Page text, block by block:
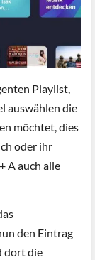
Playlist,
auswählen die
möchtet, dies
oder ihr
A auch alle
den Eintrag
dort die